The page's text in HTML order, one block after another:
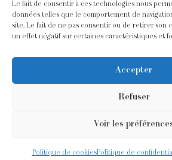
Le fait de consentir à ces technologies nous
données telles que le comportement de
site. Le fait de ne pas consentir ou de retirer son
un effet négatif sur certaines caractéristiques et
Accepter
Refuser
Voir les
Politique de cookiesPolitique de
Les Baguettes Asiatiques Odiot
@odiot.paris @Odiot
Conditions générales de ventes– Conception: